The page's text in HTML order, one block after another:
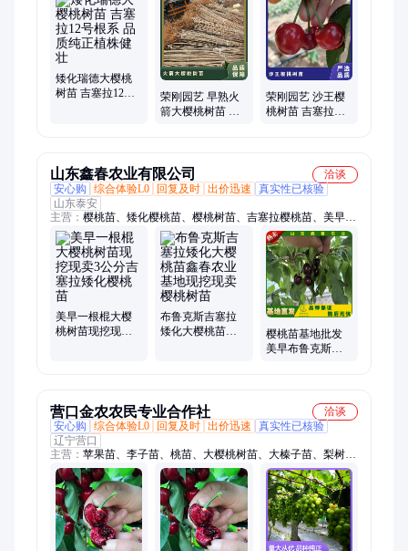
矮化瑞德大樱桃
树苗 吉塞拉12号
荣刚园艺 早熟火
箭大樱桃树苗 霜
荣刚园艺 沙王樱
桃树苗 吉塞拉根
山东鑫春农业有限公司
洽谈
安心购
综合体验L0 回复及时 出价迅速
真实性已核验
山东泰安
主营： 樱桃苗、矮化樱桃苗、樱桃树苗、吉塞拉樱桃苗、美早樱
桃苗、布鲁克斯樱桃苗、鲁樱五号樱桃苗、当年结果樱桃苗
美早一根棍大樱
桃树苗现挖现卖3
布鲁克斯吉塞拉
矮化大樱桃苗鑫
樱桃苗基地批发
美早布鲁克斯萨
营口金农农民专业合作社
洽谈
安心购
综合体验L0 回复及时 出价迅速
真实性已核验
辽宁营口
主营： 苹果苗、李子苗、桃苗、大樱桃树苗、大榛子苗、梨树
苗、马哈利种子、山丁子苗、榛子苗、山楂苗、山丁子、杏树
苗、苹果树苗、西梅苗、山楂树苗、车厘子苗、俄罗斯八号樱桃
苗、大红袍李子苗、沙王樱桃苗、恐龙蛋李子苗、法兰西西梅
苗、南果梨树苗、葡萄苗、阳光玫瑰葡萄树苗、毛桃种子